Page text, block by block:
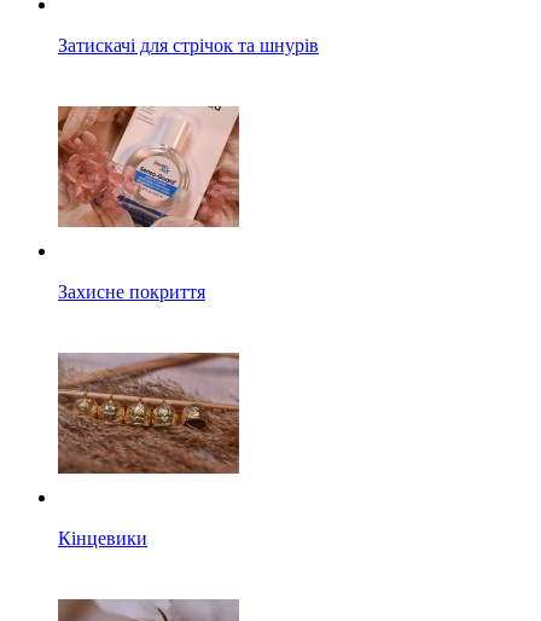
Затискачі для стрічок та шнурів
Захисне покриття
Кінцевики